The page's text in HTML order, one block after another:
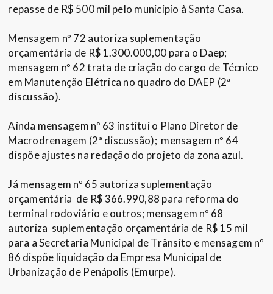
repasse de R$ 500 mil pelo município à Santa Casa.
Mensagem nº 72 autoriza suplementação
orçamentária de R$ 1.300.000,00 para o Daep;
mensagem nº 62 trata de criação do cargo de Técnico
em Manutenção Elétrica no quadro do DAEP (2ª
discussão).
Ainda mensagem nº 63 institui o Plano Diretor de
Macrodrenagem (2ª discussão); mensagem nº 64
dispõe ajustes na redação do projeto da zona azul.
Já mensagem nº 65 autoriza suplementação
orçamentária de R$ 366.990,88 para reforma do
terminal rodoviário e outros; mensagem nº 68
autoriza suplementação orçamentária de R$ 15 mil
para a Secretaria Municipal de Trânsito e mensagem nº
86 dispõe liquidação da Empresa Municipal de
Urbanização de Penápolis (Emurpe).